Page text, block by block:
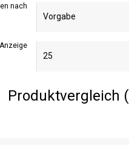
nach
Anzeige
Produktvergleich